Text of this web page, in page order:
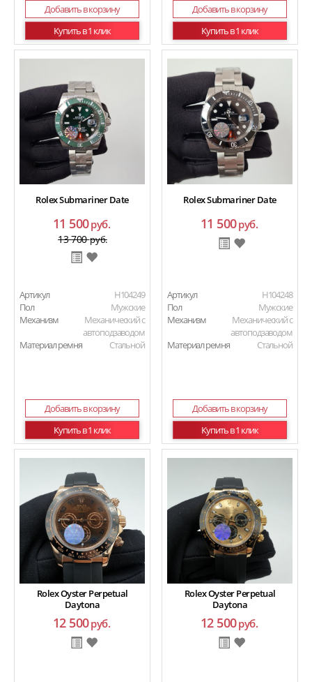
Добавить в корзину
Купить в 1 клик
Добавить в корзину
Купить в 1 клик
Rolex Submariner Date
11 500руб.
13 700руб.
Артикул
H104249
Пол
Мужские
Механизм
Механический с
автоподзаводом
Материал ремня
Стальной
Добавить в корзину
Купить в 1 клик
Rolex Submariner Date
11 500руб.
Артикул
H104248
Пол
Мужские
Механизм
Механический с
автоподзаводом
Материал ремня
Стальной
Добавить в корзину
Купить в 1 клик
Rolex Oyster Perpetual
Daytona
12 500руб.
Rolex Oyster Perpetual
Daytona
12 500руб.